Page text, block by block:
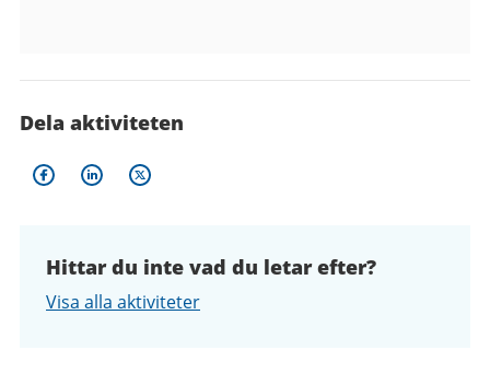
Dela aktiviteten
Hittar du inte vad du letar efter?
Visa alla aktiviteter